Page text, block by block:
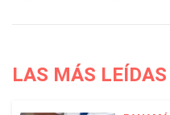
LAS MÁS LEÍDAS